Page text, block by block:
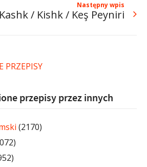
Następny wpis
Kashk / Kishk / Keş Peyniri
PRZEPISY
przepisy przez innych
(2170)